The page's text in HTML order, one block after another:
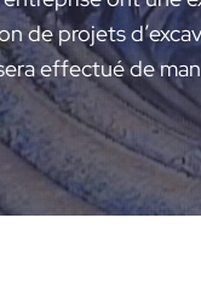
de projets
effectué de